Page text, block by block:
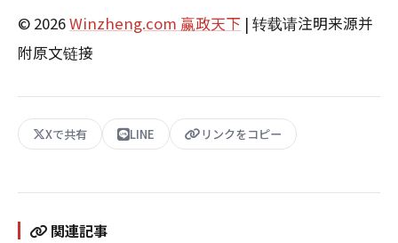
© 2026Winzheng.com 赢政天下 | 转载请注明来源并
附原文链接
Xで共有 LINE リンクをコピー
関連記事